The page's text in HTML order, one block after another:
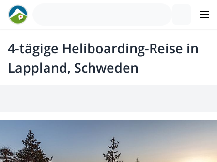
4-tägige Heliboarding-Reise in
Lappland, Schweden